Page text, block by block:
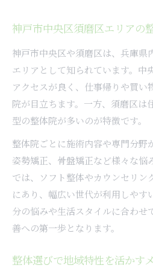
神戸市中央区須磨区エリアの
神戸市中央区や須磨区は、兵庫県
エリアとして知られています。中
アクセスが良く、仕事帰りや買い
院が目立ちます。一方、須磨区は
型の整体院が多いのが特徴です。
整体院ごとに施術内容や専門分野
姿勢矯正、骨盤矯正など様々な悩
では、ソフト整体やカウンセリン
にあり、幅広い世代が利用しやす
分の悩みや生活スタイルに合わせ
善への第一歩となります。
整体選びで地域特性を活かす